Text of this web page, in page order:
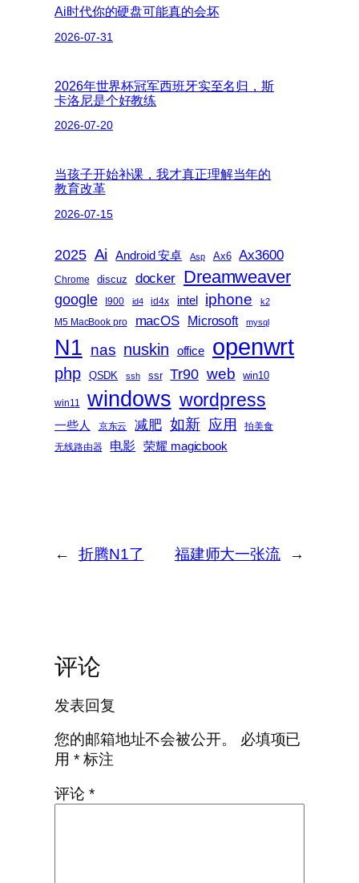
Ai时代你的硬盘可能真的会坏
2026-07-31
2026年世界杯冠军西班牙实至名归，斯
卡洛尼是个好教练
2026-07-20
当孩子开始补课，我才真正理解当年的
教育改革
2026-07-15
2025 Ai Android 安卓 Asp Ax6 Ax3600
Chrome discuz docker Dreamweaver
google I900 id4 id4x intel iphone k2
M5 MacBook pro macOS Microsoft mysql
N1 nas nuskin office openwrt
php QSDK ssh ssr Tr90 web win10
win11 windows wordpress
一些人 京东云 减肥 如新 应用
拍美食
无线路由器
电影 荣耀 magicbook
← 折腾N1了 福建师大一张流 →
评论
发表回复
您的邮箱地址不会被公开。
必填项已
用 *标注
评论 *